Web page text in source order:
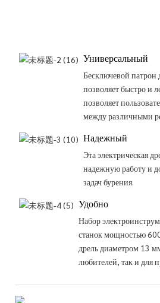
Универсальный
Бесключевой
позволяет быстро и
позволяет
между различными
Надежный
Эта электрическая
надежную работу и
задач бурения.
Удобно
Набор
станок мощностью
дрель диаметром 13
любителей, так и для